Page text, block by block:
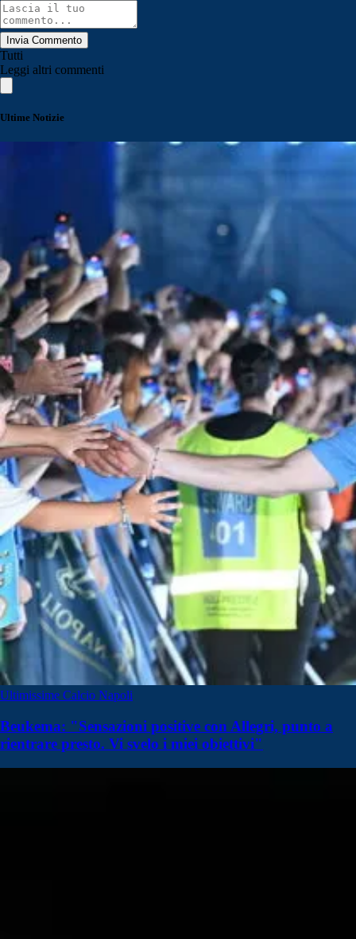
Invia Commento
Tutti
Leggi altri commenti
Ultime Notizie
Ultimissime Calcio Napoli
Beukema: "Sensazioni positive con Allegri, punto a
rientrare presto. Vi svelo i miei obiettivi"